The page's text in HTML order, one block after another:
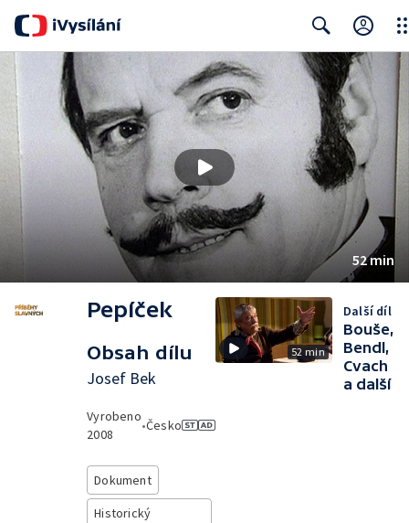
Search
52 min
Pepíček
Obsah dílu
Josef Bek
Vyrobeno
2008
•Česko
Dokument
Historický
52 min
Další díl
Bouše,
Bendl,
Cvach
a další